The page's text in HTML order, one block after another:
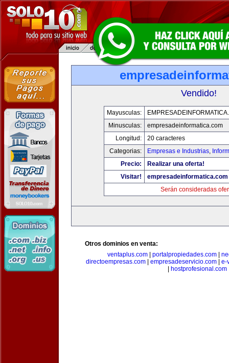
Vendido!
Mayusculas:
Minusculas:
empresadeinformatica.com
Longitud:
20 caracteres
Categorias:
Empresas e Industrias,
Precio:
Realizar una oferta!
Visitar!
empresadeinformatica.com
Serán consideradas
Otros dominios en venta:
ventaplus.com
portalpropiedades.com
directoempresas.com
empresadeservicio.com
e-
hostprofesional.com